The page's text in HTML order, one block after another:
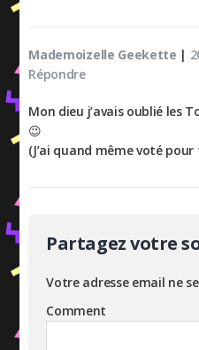
Mademoizelle Geekette |
Répondre
Mon dieu j’avais oublié les
😉
(J’ai quand même voté
Partagez votre
Votre adresse email ne
Comment